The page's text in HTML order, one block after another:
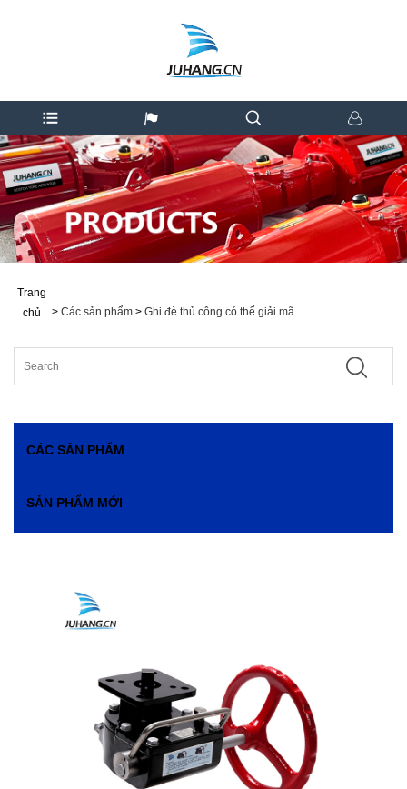
Trang
chủ
> Các sản phẩm > Ghi đè thủ công có thể giải mã
CÁC SẢN PHẨM
SẢN PHẨM MỚI